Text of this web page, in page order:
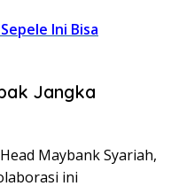
Ini Bisa
Jangka
Maybank Syariah,
ini